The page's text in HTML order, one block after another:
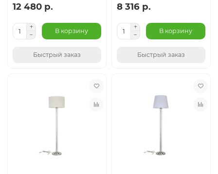
12 480 р.
В корзину
Быстрый заказ
8 316 р.
В корзину
Быстрый заказ